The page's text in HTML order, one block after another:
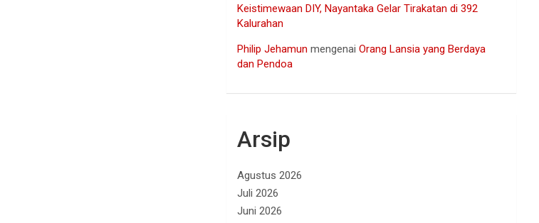
Keistimewaan DIY, Nayantaka Gelar Tirakatan di 392
Kalurahan
Philip Jehamun mengenaiOrang Lansia yang Berdaya
dan Pendoa
Arsip
Agustus 2026
Juli 2026
Juni 2026